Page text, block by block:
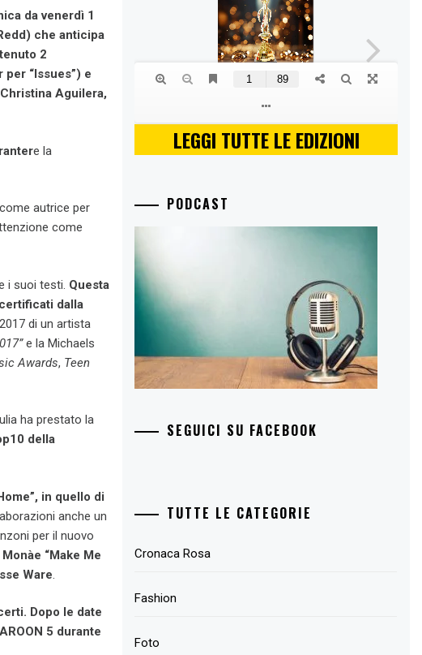
da venerdì 1
che anticipa
2
“Issues”) e
Aguilera,
e la
autrice per
come
i suoi testi. Questa
dalla
di un artista
e la Michaels
Awards, Teen
ha prestato la
della
in quello di
anche un
per il nuovo
“Make Me
Ware
Dopo le date
5 durante
LEGGI TUTTE LE EDIZIONI
PODCAST
SEGUICI SU FACEBOOK
TUTTE LE CATEGORIE
Cronaca Rosa
Fashion
Foto